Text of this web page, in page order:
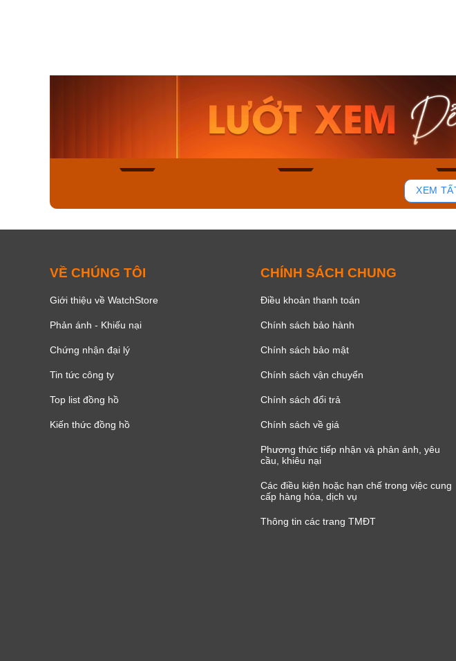
Casio Nam MTS-
115D-1AVDF
2.823.000₫
2.399.550₫
Mua ngay
Casio
XEM
VỀ CHÚNG TÔI
Giới thiệu về WatchStore
Phản ánh - Khiếu nại
Chứng nhận đại lý
Tin tức công ty
Top list đồng hồ
Kiến thức đồng hồ
CHÍNH SÁCH CHUNG
Điều khoản thanh toán
Chính sách bảo hành
Chính sách bảo mật
Chính sách vận chuyển
Chính sách đổi trả
Chính sách về giá
Phương thức tiếp nhận và phản ánh, yêu
cầu, khiêu nại
Các điều kiện hoặc hạn chế trong việc cung
cấp hàng hóa, dịch vụ
Thông tin các trang TMĐT